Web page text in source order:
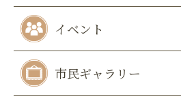
イベント
市民ギャラリー